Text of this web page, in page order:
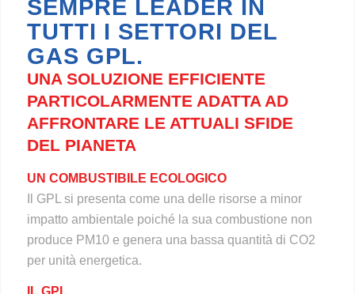
SEMPRE LEADER IN
TUTTI I SETTORI DEL
GAS GPL.
UNA SOLUZIONE EFFICIENTE
PARTICOLARMENTE ADATTA AD
AFFRONTARE LE ATTUALI SFIDE
DEL PIANETA
UN COMBUSTIBILE ECOLOGICO
Il GPL si presenta come una delle risorse a minor
impatto ambientale poiché la sua combustione non
produce PM10 e genera una bassa quantità di CO2
per unità energetica.